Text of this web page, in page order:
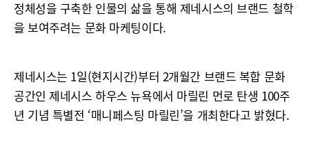
정체성을 구축한 인물의 삶을 통해 제네시스의 브랜드 철학
을 보여주려는 문화 마케팅이다.
제네시스는 1일(현지시간)부터 2개월간 브랜드 복합 문화
공간인 제네시스 하우스 뉴욕에서 마릴린 먼로 탄생 100주
년 기념 특별전 ‘매니페스팅 마릴린’을 개최한다고 밝혔다.